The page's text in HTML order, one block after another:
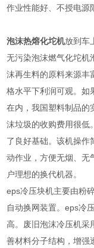
作业性能好、不授电源
泡沫热熔化坨机放到车
无污染泡沫燃气化坨机
沫再生料的原料来源丰
格水平下利润可观。如
在内，我国塑料制品的
沫垃圾的收购费用很低
了良好基础。该机操作
动作业，方便无烟、无
户理想的换代机器。
eps冷压块机主要由粉
自动换网装置。eps冷
高。废旧泡沫冷压机采
善材料分子结构，增强